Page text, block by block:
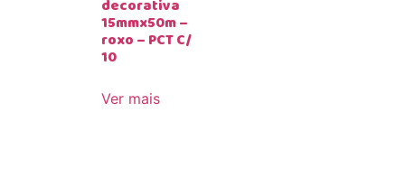
decorativa
15mmx50m –
roxo – PCT C/
10
Ver mais